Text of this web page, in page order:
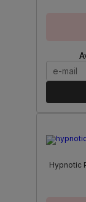
Hypnotic